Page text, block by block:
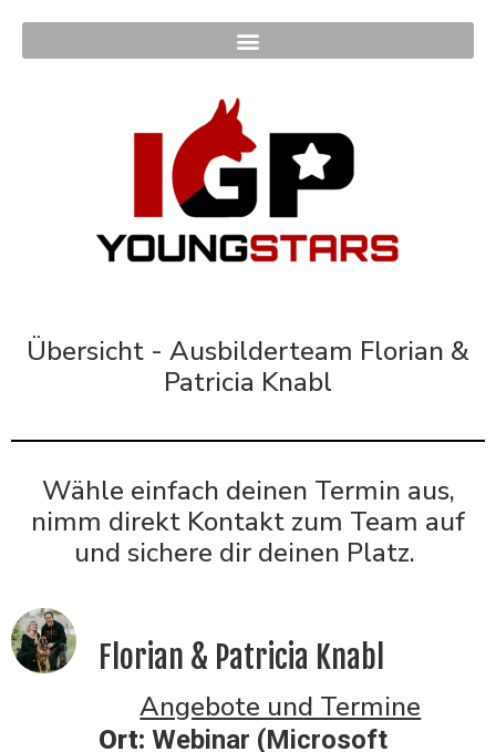
Übersicht - Ausbilderteam Florian &
Patricia Knabl
Wähle einfach deinen Termin aus,
nimm direkt Kontakt zum Team auf
und sichere dir deinen Platz.
Florian & Patricia Knabl
Angebote und Termine
Ort: Webinar (Microsoft